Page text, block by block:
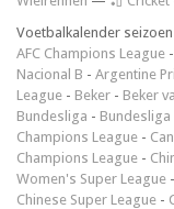
Voetbalkalender
AFC Champions League -
Nacional B - Argentine
League - Beker - Beker
Bundesliga - Bundesliga
Champions League -
Champions League -
Women's Super League -
Chinese Super League -